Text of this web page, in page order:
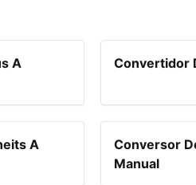
A
Convertidor
A
Conversor
Manual